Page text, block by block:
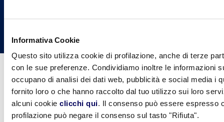
Informativa Cookie
Questo sito utilizza cookie di profilazione, anche di terze
con le sue preferenze. Condividiamo inoltre le informazioni
occupano di analisi dei dati web, pubblicità e social media i
fornito loro o che hanno raccolto dal tuo utilizzo sui loro
alcuni cookie clicchi qui. Il consenso può essere espresso
profilazione può negare il consenso sul tasto "Rifiuta".